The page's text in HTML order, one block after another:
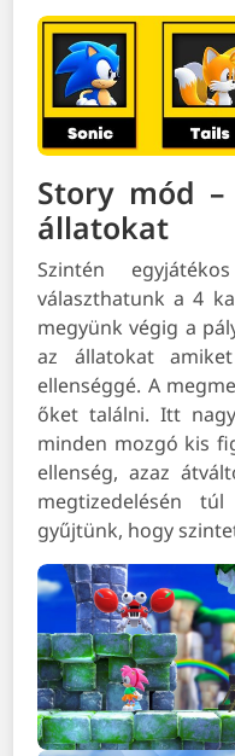
Story mód
állatokat
Szintén
választhatunk a 4
megyünk végig a
az állatokat
ellenséggé. A
őket találni. Itt
minden mozgó kis
ellenség, azaz
megtizedelésén
gyűjtünk, hogy